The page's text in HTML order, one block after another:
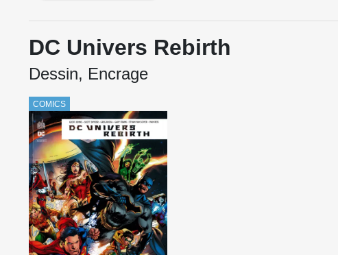
DC Univers Rebirth
Dessin, Encrage
COMICS